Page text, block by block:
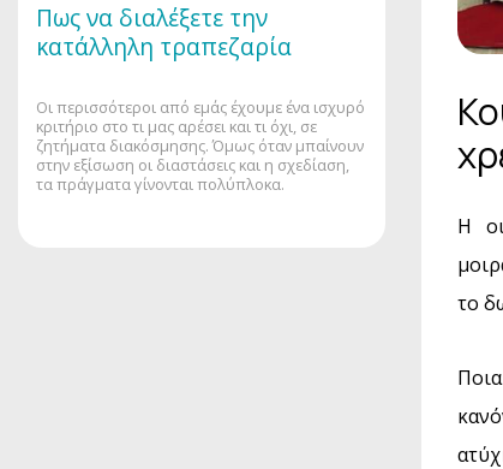
Πως να διαλέξετε την
κατάλληλη τραπεζαρία
Οι περισσότεροι από εμάς έχουμε ένα ισχυρό
κριτήριο στο τι μας αρέσει και τι όχι, σε
ζητήματα διακόσμησης. Όμως όταν μπαίνουν
στην εξίσωση οι διαστάσεις και η σχεδίαση,
τα πράγματα γίνονται πολύπλοκα.
Η
το